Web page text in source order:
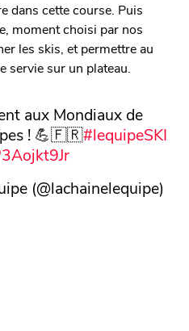
dans cette course. Puis
moment choisi par nos
les skis, et permettre au
servie sur un plateau.
aux Mondiaux de
! 💪🇫🇷#lequipeSKI
(@lachainelequipe)